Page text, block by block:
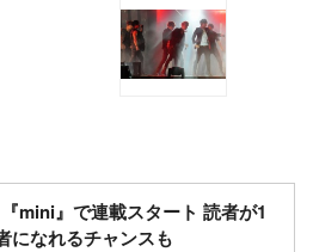
mini』で連載スタート 読者が1
になれるチャンスも